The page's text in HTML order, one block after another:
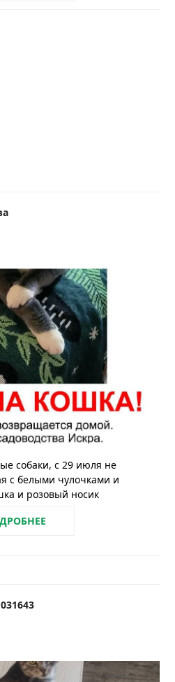
собаки, с 29 июля не
с белыми чулочками и
и розовый носик